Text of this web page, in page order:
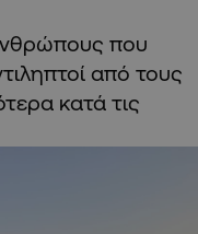
που
από τους
κατά τις